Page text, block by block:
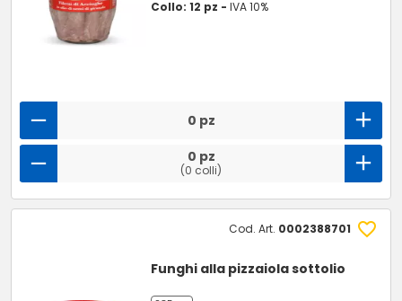
Collo: 12 pz -IVA 10%
0 pz
0 pz
(0 colli)
Cod. Art. 0002388701
Funghi alla pizzaiola sottolio